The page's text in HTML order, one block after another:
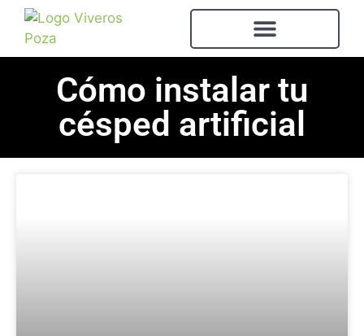
Cómo instalar tu
césped artificial